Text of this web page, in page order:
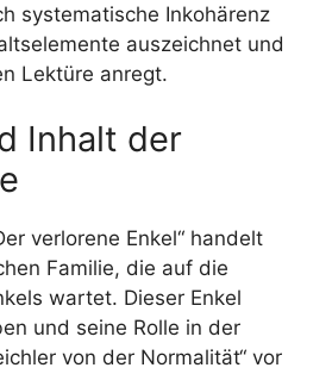
systematische Inkohärenz
auszeichnet und
Lektüre anregt.
Inhalt der
verlorene Enkel“ handelt
Familie, die auf die
wartet. Dieser Enkel
und seine Rolle in der
von der Normalität“ vor